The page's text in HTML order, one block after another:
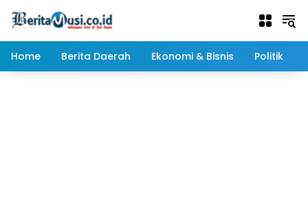
Home
Berita Daerah Ekonomi & Bisnis Politik